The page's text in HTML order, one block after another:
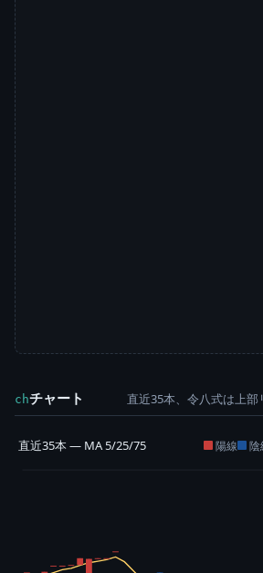
chチャート 直近35本、令八式は上部
直近35本 — MA 5/25/75 陽線 陰